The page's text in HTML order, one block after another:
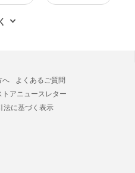
へ
よくあるご質問
トアニュースレター
法に基づく表示